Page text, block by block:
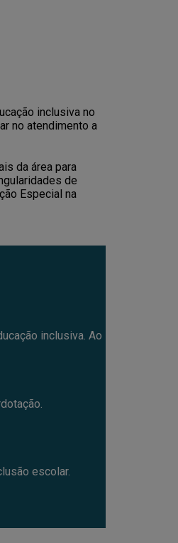
inclusiva no
no atendimento a
da área para
de
Especial na
inclusiva. Ao
escolar.